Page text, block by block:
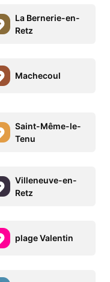
La Bernerie-en-
Retz
Machecoul
Saint-Même-le-
Tenu
Villeneuve-en-
Retz
plage Valentin